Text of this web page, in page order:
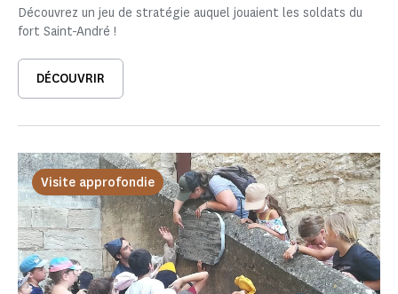
Découvrez un jeu de stratégie auquel jouaient les soldats du
fort Saint-André !
DÉCOUVRIR
Visite approfondie